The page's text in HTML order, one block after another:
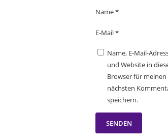
Name*
E-Mail*
Name, E-Mail-
und Website in
Browser für meinen
nächsten
speichern.